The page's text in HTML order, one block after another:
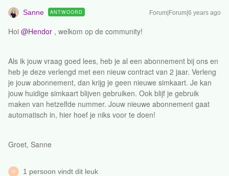
Sanne ANTWOORD Forum|Forum|6 years ago
Hoi @Hendor , welkom op de community!
Als ik jouw vraag goed lees, heb je al een abonnement bij ons en
heb je deze verlengd met een nieuw contract van 2 jaar. Verleng
je jouw abonnement, dan krijg je geen nieuwe simkaart. Je kan
jouw huidige simkaart blijven gebruiken. Ook blijf je gebruik
maken van hetzelfde nummer. Jouw nieuwe abonnement gaat
automatisch in, hier hoef je niks voor te doen!
Groet, Sanne
H 1 persoon vindt dit leuk